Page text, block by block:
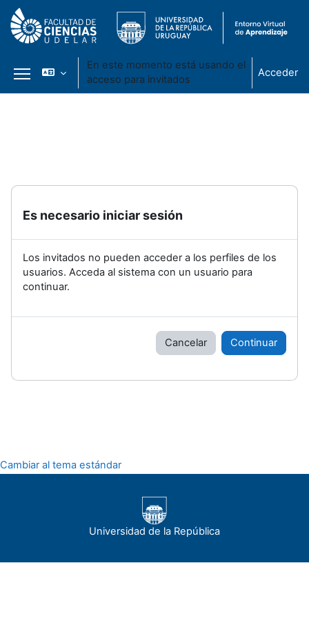
Panel lateral
En este momento está usando el
acceso para invitados
Acceder
Es necesario iniciar sesión
Los invitados no pueden acceder a los perfiles de los
usuarios. Acceda al sistema con un usuario para
continuar.
Cancelar Continuar
Cambiar al tema estándar
Universidad de la República